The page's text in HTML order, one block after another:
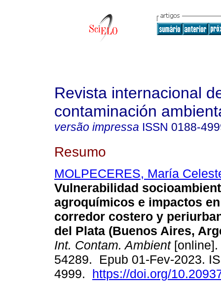
Revista internacional
contaminación
versão impressa ISSN 0188-
Resumo
MOLPECERES, María
Vulnerabilidad
agroquímicos e impactos
corredor costero y
del Plata (Buenos Aires,
Int. Contam. Ambient[online].
54289. Epub 01-Fev-2023.
4999. https://doi.org/